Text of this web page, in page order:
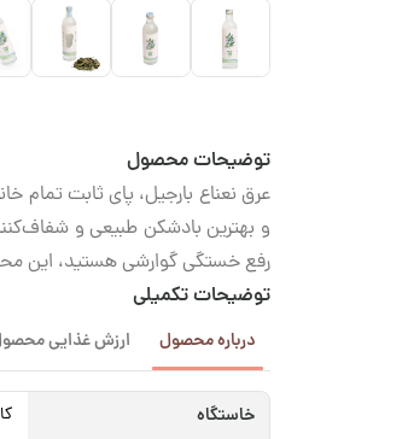
توضیحات محصول
عرق نعناع بارجیل، پای ثابت تمام
و بهترین بادشکن طبیعی و
رفع خستگی گوارشی هستید، این
توضیحات تکمیلی
درباره محصول ارزش غذایی
خاستگاه